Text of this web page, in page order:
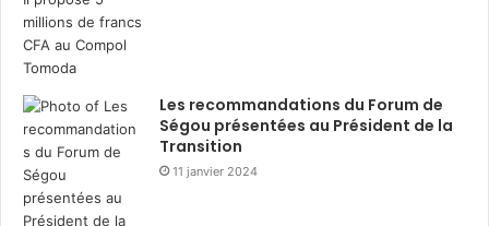
Les recommandations du Forum de
Ségou présentées au Président de la
Transition
11 janvier 2024